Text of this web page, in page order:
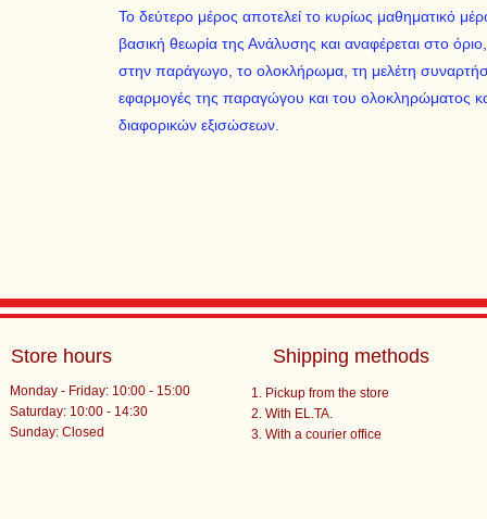
Το δεύτερο μέρος αποτελεί το κυρίως μαθηματικό
βασική θεωρία της Ανάλυσης και αναφέρεται στο
στην παράγωγο, το ολοκλήρωμα, τη μελέτη
εφαρμογές της παραγώγου και του ολοκληρώματος
διαφορικών εξισώσεων.
Store hours
Monday - Friday: 10:00 - 15:00
Saturday: 10:00 - 14:30
​Sunday: Closed
Shipping methods
Pickup from the store
With EL.TA.
With a courier office